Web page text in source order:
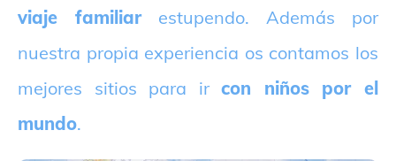
viaje familiarestupendo. Además por
nuestra propia experiencia os contamos los
mejores sitios para ircon niños por el
mundo.